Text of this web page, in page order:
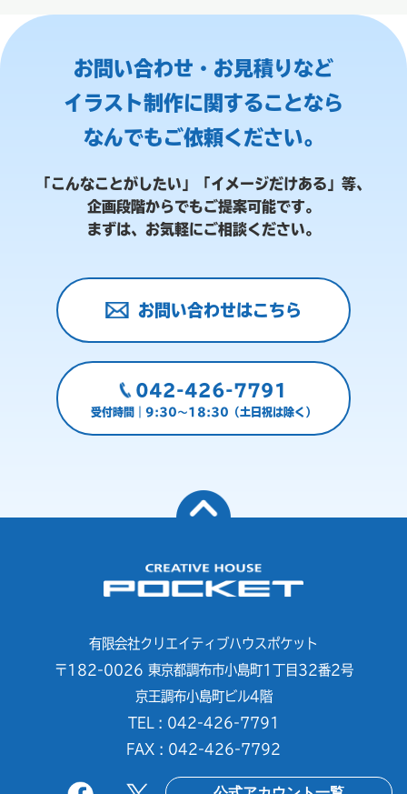
お問い合わせ・お見積りなど
イラスト制作に関することなら
なんでもご依頼ください。
「こんなことがしたい」「イメージだけある」等、
企画段階からでもご提案可能です。
まずは、お気軽にご相談ください。
お問い合わせはこちら
042-426-7791
受付時間｜9:30～18:30（土日祝は除く）
有限会社クリエイティブハウスポケット
〒182-0026 東京都調布市小島町1丁目32番2号
京王調布小島町ビル4階
TEL : 042-426-7791
FAX : 042-426-7792